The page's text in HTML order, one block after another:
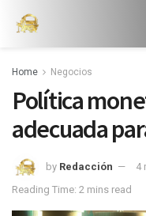
Home Negocios
Política
adecuada
by Redacción
4
Reading Time: 2 mins read